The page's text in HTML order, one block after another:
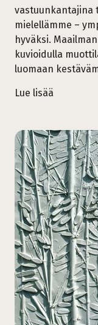
vastuunkantajina
mielellämme –
hyväksi.
kuvioidulla
luomaan
Lue lisää